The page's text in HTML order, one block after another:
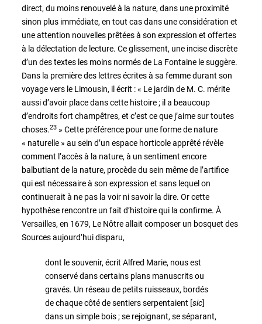
direct, du moins renouvelé à la nature, dans une proximité
sinon plus immédiate, en tout cas dans une considération et
une attention nouvelles prêtées à son expression et offertes
à la délectation de lecture. Ce glissement, une incise discrète
d’un des textes les moins normés de La Fontaine le suggère.
Dans la première des lettres écrites à sa femme durant son
voyage vers le Limousin, il écrit : « Le jardin de M. C. mérite
aussi d’avoir place dans cette histoire ; il a beaucoup
d’endroits fort champêtres, et c’est ce que j’aime sur toutes
choses.23 » Cette préférence pour une forme de nature
« naturelle » au sein d’un espace horticole apprêté révèle
comment l’accès à la nature, à un sentiment encore
balbutiant de la nature, procède du sein même de l’artifice
qui est nécessaire à son expression et sans lequel on
continuerait à ne pas la voir ni savoir la dire. Or cette
hypothèse rencontre un fait d’histoire qui la confirme. À
Versailles, en 1679, Le Nôtre allait composer un bosquet des
Sources aujourd’hui disparu,
dont le souvenir, écrit Alfred Marie, nous est
conservé dans certains plans manuscrits ou
gravés. Un réseau de petits ruisseaux, bordés
de chaque côté de sentiers serpentaient [sic]
dans un simple bois ; se rejoignant, se séparant,